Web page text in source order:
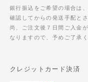
銀行振込をご希望の場合は
確認してからの発送手配と
尚、ご注文後７日間ご入金
なりますので、予めご了承
クレジットカード決済